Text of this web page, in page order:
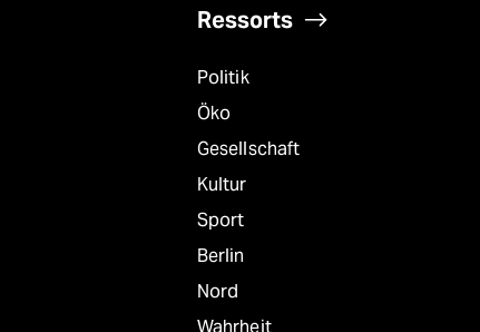
Ressorts
Politik
Öko
Gesellschaft
Kultur
Sport
Berlin
Nord
Wahrheit